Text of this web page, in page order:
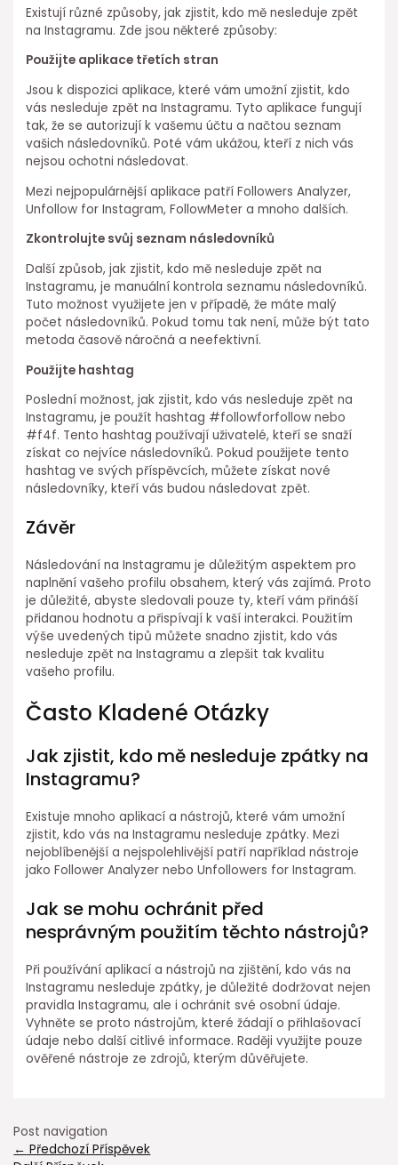
Existují různé způsoby, jak zjistit, kdo mě nesleduje zpět
na Instagramu. Zde jsou některé způsoby:
Použijte aplikace třetích stran
Jsou k dispozici aplikace, které vám umožní zjistit, kdo
vás nesleduje zpět na Instagramu. Tyto aplikace fungují
tak, že se autorizují k vašemu účtu a načtou seznam
vašich následovníků. Poté vám ukážou, kteří z nich vás
nejsou ochotni následovat.
Mezi nejpopulárnější aplikace patří Followers Analyzer,
Unfollow for Instagram, FollowMeter a mnoho dalších.
Zkontrolujte svůj seznam následovníků
Další způsob, jak zjistit, kdo mě nesleduje zpět na
Instagramu, je manuální kontrola seznamu následovníků.
Tuto možnost využijete jen v případě, že máte malý
počet následovníků. Pokud tomu tak není, může být tato
metoda časově náročná a neefektivní.
Použijte hashtag
Poslední možnost, jak zjistit, kdo vás nesleduje zpět na
Instagramu, je použít hashtag #followforfollow nebo
#f4f. Tento hashtag používají uživatelé, kteří se snaží
získat co nejvíce následovníků. Pokud použijete tento
hashtag ve svých příspěvcích, můžete získat nové
následovníky, kteří vás budou následovat zpět.
Závěr
Následování na Instagramu je důležitým aspektem pro
naplnění vašeho profilu obsahem, který vás zajímá. Proto
je důležité, abyste sledovali pouze ty, kteří vám přináší
přidanou hodnotu a přispívají k vaší interakci. Použitím
výše uvedených tipů můžete snadno zjistit, kdo vás
nesleduje zpět na Instagramu a zlepšit tak kvalitu
vašeho profilu.
Často Kladené Otázky
Jak zjistit, kdo mě nesleduje zpátky na
Instagramu?
Existuje mnoho aplikací a nástrojů, které vám umožní
zjistit, kdo vás na Instagramu nesleduje zpátky. Mezi
nejoblíbenější a nejspolehlivější patří například nástroje
jako Follower Analyzer nebo Unfollowers for Instagram.
Jak se mohu ochránit před
nesprávným použitím těchto nástrojů?
Při používání aplikací a nástrojů na zjištění, kdo vás na
Instagramu nesleduje zpátky, je důležité dodržovat nejen
pravidla Instagramu, ale i ochránit své osobní údaje.
Vyhněte se proto nástrojům, které žádají o přihlašovací
údaje nebo další citlivé informace. Raději využijte pouze
ověřené nástroje ze zdrojů, kterým důvěřujete.
Post navigation
← Předchozí Příspěvek